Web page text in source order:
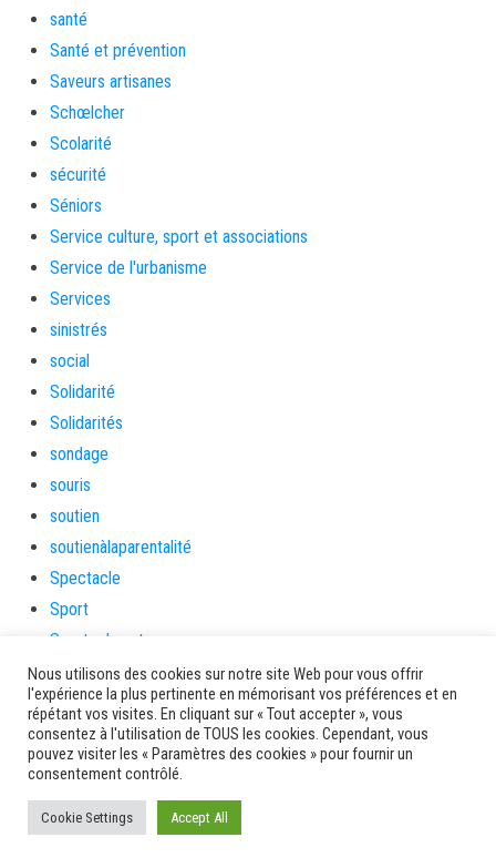
santé
Santé et prévention
Saveurs artisanes
Schœlcher
Scolarité
sécurité
Séniors
Service culture, sport et associations
Service de l'urbanisme
Services
sinistrés
social
Solidarité
Solidarités
sondage
souris
soutien
soutienàlaparentalité
Spectacle
Sport
Sports de nature
stage
Survie
tambour
tambours
tempetetropicale
Terres de patrimoine et de culture
Nous utilisons des cookies sur notre site Web pour vous offrir
l'expérience la plus pertinente en mémorisant vos préférences et en
répétant vos visites. En cliquant sur « Tout accepter », vous
consentez à l'utilisation de TOUS les cookies. Cependant, vous
pouvez visiter les « Paramètres des cookies » pour fournir un
consentement contrôlé.
Cookie Settings Accept All